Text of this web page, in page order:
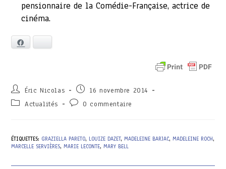
pensionnaire de la Comédie-Française, actrice de
cinéma.
Auteur/autrice
de
la
Éric Nicolas
Publication
publiée :
16 novembre 2014
Post Actualités
Commentaires
0 commentaire
ÉTIQUETTES: GRAZIELLA PARETO, LOUIZE DAZET, MADELEINE BARJAC, MADELEINE ROCH,
MARCELLE SERVIÈRES, MARIE LECONTE, MARY BELL